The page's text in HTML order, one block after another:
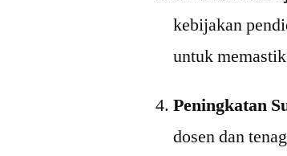
kebijakan
untuk
Peningkatan
dosen dan